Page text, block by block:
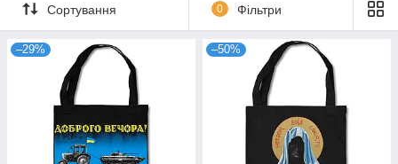
Сортування 0 Фільтри
–29% –50%